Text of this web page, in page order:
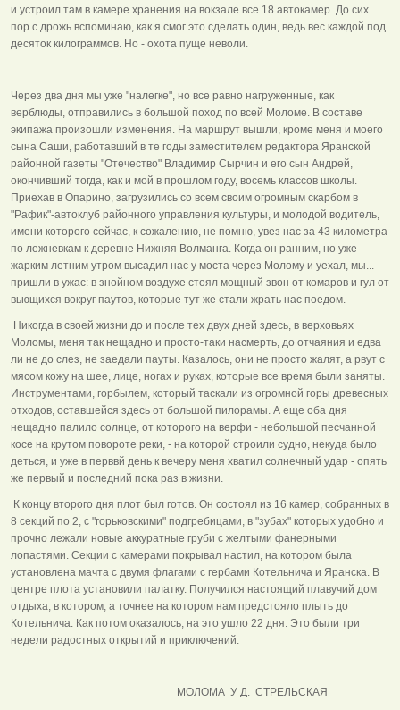
и устроил там в камере хранения на вокзале все 18 автокамер. До сих
пор с дрожь вспоминаю, как я смог это сделать один, ведь вес каждой под
десяток килограммов. Но - охота пуще неволи.
Через два дня мы уже "налегке", но все равно нагруженные, как
верблюды, отправились в большой поход по всей Моломе. В составе
экипажа произошли изменения. На маршрут вышли, кроме меня и моего
сына Саши, работавший в те годы заместителем редактора Яранской
районной газеты "Отечество" Владимир Сырчин и его сын Андрей,
окончивший тогда, как и мой в прошлом году, восемь классов школы.
Приехав в Опарино, загрузились со всем своим огромным скарбом в
"Рафик"-автоклуб районного управления культуры, и молодой водитель,
имени которого сейчас, к сожалению, не помню, увез нас за 43 километра
по лежневкам к деревне Нижняя Волманга. Когда он ранним, но уже
жарким летним утром высадил нас у моста через Молому и уехал, мы...
пришли в ужас: в знойном воздухе стоял мощный звон от комаров и гул от
вьющихся вокруг паутов, которые тут же стали жрать нас поедом.
Никогда в своей жизни до и после тех двух дней здесь, в верховьях
Моломы, меня так нещадно и просто-таки насмерть, до отчаяния и едва
ли не до слез, не заедали пауты. Казалось, они не просто жалят, а рвут с
мясом кожу на шее, лице, ногах и руках, которые все время были заняты.
Инструментами, горбылем, который таскали из огромной горы древесных
отходов, оставшейся здесь от большой пилорамы. А еще оба дня
нещадно палило солнце, от которого на верфи - небольшой песчанной
косе на крутом повороте реки, - на которой строили судно, некуда было
деться, и уже в перввй день к вечеру меня хватил солнечный удар - опять
же первый и последний пока раз в жизни.
К концу второго дня плот был готов. Он состоял из 16 камер, собранных в
8 секций по 2, с "горьковскими" подгребицами, в "зубах" которых удобно и
прочно лежали новые аккуратные груби с желтыми фанерными
лопастями. Секции с камерами покрывал настил, на котором была
установлена мачта с двумя флагами с гербами Котельнича и Яранска. В
центре плота установили палатку. Получился настоящий плавучий дом
отдыха, в котором, а точнее на котором нам предстояло плыть до
Котельнича. Как потом оказалось, на это ушло 22 дня. Это были три
недели радостных открытий и приключений.
МОЛОМА У Д. СТРЕЛЬСКАЯ